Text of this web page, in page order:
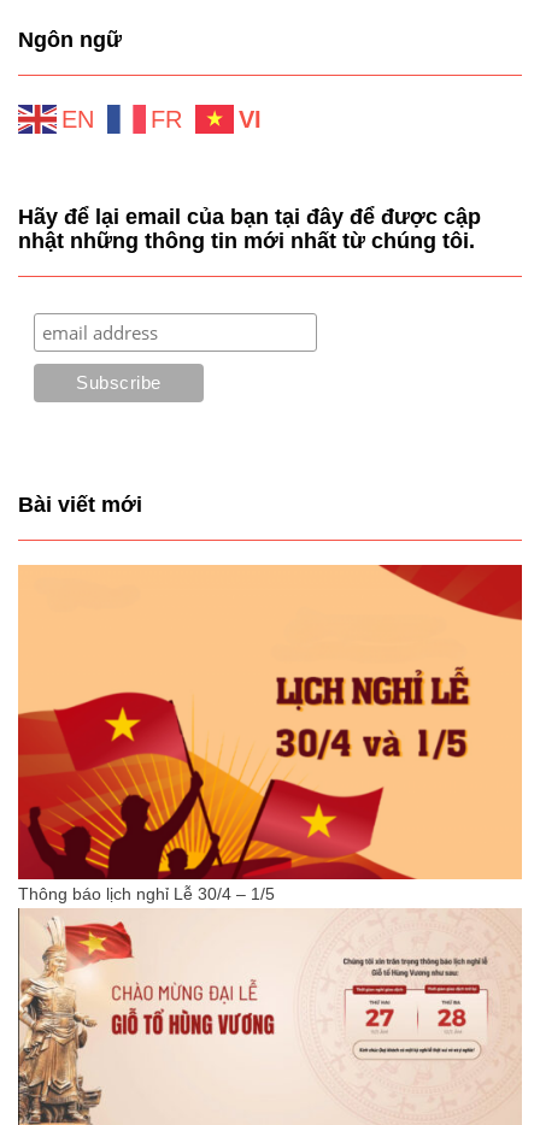
Ngôn ngữ
EN FR VI
Hãy để lại email của bạn tại đây để được cập
nhật những thông tin mới nhất từ chúng tôi.
Bài viết mới
Thông báo lịch nghỉ Lễ 30/4 – 1/5